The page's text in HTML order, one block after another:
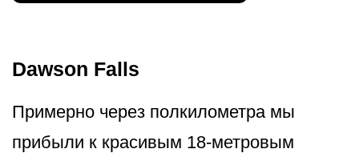
Dawson Falls
Примерно через полкилометра мы
прибыли к красивым 18-метровым